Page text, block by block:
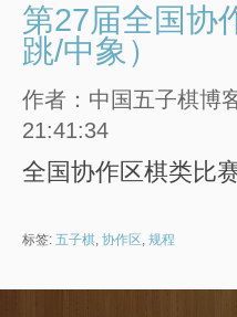
第27届全国协
跳/中象）
作者：中国五子棋博
21:41:34
全国协作区棋类比
标签: 五子棋 协作区 规程